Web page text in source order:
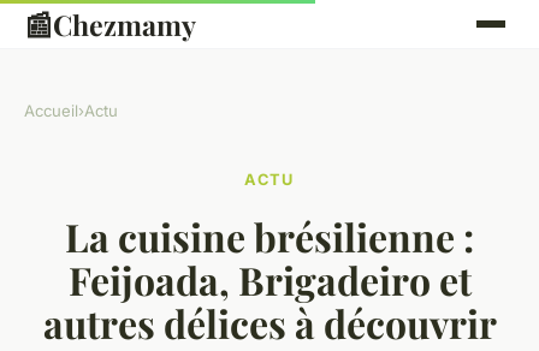
📰Chezmamy
Accueil›Actu
ACTU
La cuisine brésilienne :
Feijoada, Brigadeiro et
autres délices à découvrir